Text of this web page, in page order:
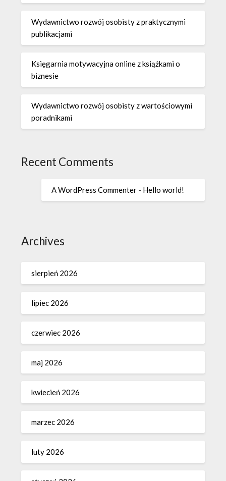
Wydawnictwo rozwój osobisty z praktycznymi
publikacjami
Księgarnia motywacyjna online z książkami o
biznesie
Wydawnictwo rozwój osobisty z wartościowymi
poradnikami
Recent Comments
A WordPress Commenter - Hello world!
Archives
sierpień 2026
lipiec 2026
czerwiec 2026
maj 2026
kwiecień 2026
marzec 2026
luty 2026